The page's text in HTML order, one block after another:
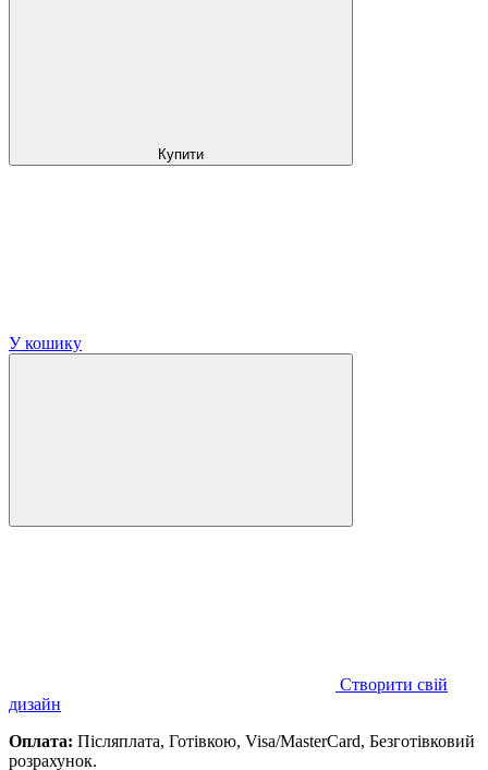
Купити
У кошику
Створити свій
дизайн
Оплата: Післяплата, Готівкою, Visa/MasterCard, Безготівковий
розрахунок.